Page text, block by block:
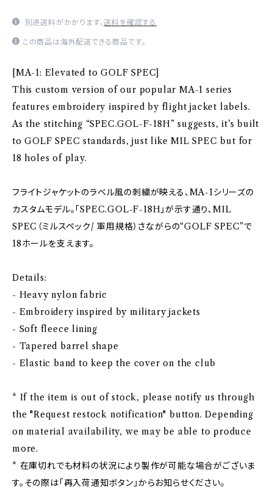
別途送料がかかります。送料を確認する
この商品は海外配送できる商品です。
[MA-1: Elevated to GOLF SPEC]
This custom version of our popular MA-1 series
features embroidery inspired by flight jacket labels.
As the stitching “SPEC.GOL-F-18H” suggests, it’s built
to GOLF SPEC standards, just like MIL SPEC but for
18 holes of play.
フライトジャケットのラベル風の刺繍が映える、MA-1シリーズの
カスタムモデル。「SPEC.GOL-F-18H」が示す通り、MIL
SPEC（ミルスペック/ 軍用規格）さながらの“GOLF SPEC”で
18ホールを支えます。
Details:
- Heavy nylon fabric
- Embroidery inspired by military jackets
- Soft fleece lining
- Tapered barrel shape
- Elastic band to keep the cover on the club
* If the item is out of stock, please notify us through
the "Request restock notification" button. Depending
on material availability, we may be able to produce
more.
* 在庫切れでも材料の状況により製作が可能な場合がございま
す。その際は「再入荷通知ボタン」からお知らせください。